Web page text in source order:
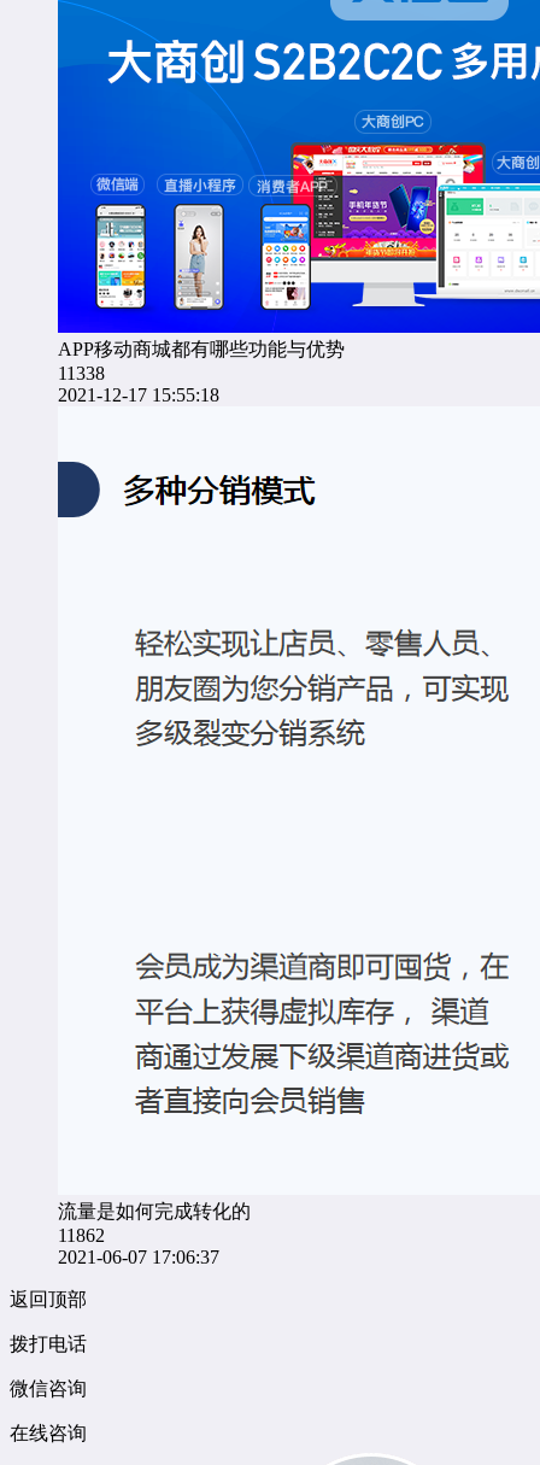
APP移动商城都有哪些功能与优势
11338
2021-12-17 15:55:18
流量是如何完成转化的
11862
2021-06-07 17:06:37
返回顶部
拨打电话
微信咨询
在线咨询